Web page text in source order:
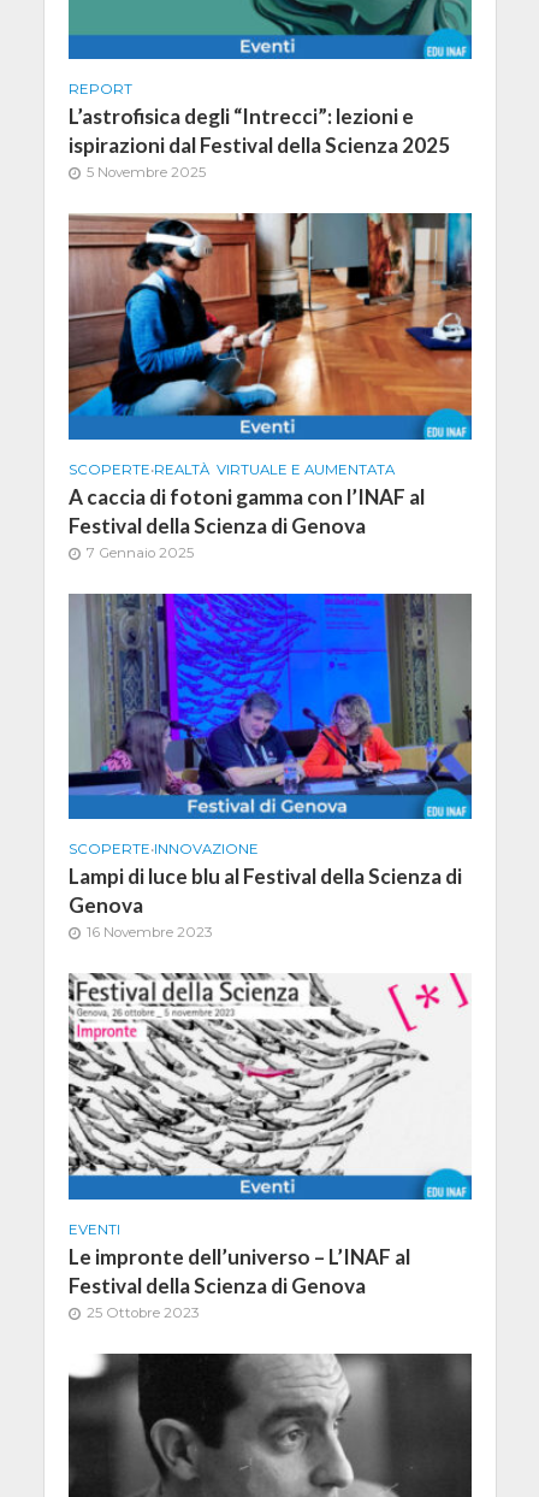
REPORT
L’astrofisica degli “Intrecci”: lezioni e
ispirazioni dal Festival della Scienza 2025
5 Novembre 2025
SCOPERTE•REALTÀ VIRTUALE E AUMENTATA
A caccia di fotoni gamma con l’INAF al
Festival della Scienza di Genova
7 Gennaio 2025
SCOPERTE•INNOVAZIONE
Lampi di luce blu al Festival della Scienza di
Genova
16 Novembre 2023
EVENTI
Le impronte dell’universo – L’INAF al
Festival della Scienza di Genova
25 Ottobre 2023